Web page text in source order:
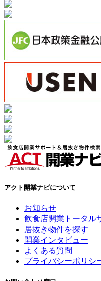
アクト開業ナビについて
お知らせ
飲食店開業トータル
居抜き物件を探す
開業インタビュー
よくある質問
プライバシーポリシ